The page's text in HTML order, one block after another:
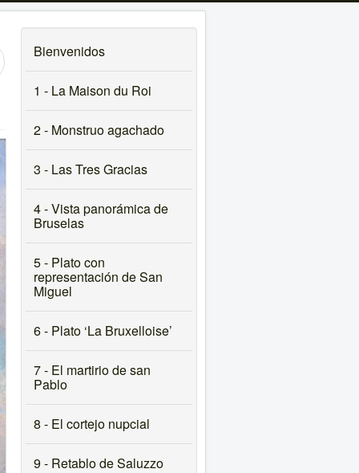
Bienvenidos
1 - La Maison du Roi
2 - Monstruo agachado
3 - Las Tres Gracias
4 - Vista panorámica de
Bruselas
5 - Plato con
representación de San
Miguel
6 - Plato ‘La Bruxelloise’
7 - El martirio de san
Pablo
8 - El cortejo nupcial
9 - Retablo de Saluzzo